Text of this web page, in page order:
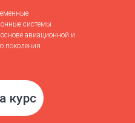
курс
системы
авиационной и
поколения